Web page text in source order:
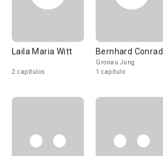
Laila Maria Witt
2 capítulos
Bernhard Conrad
Gronau Jung
1 capítulo